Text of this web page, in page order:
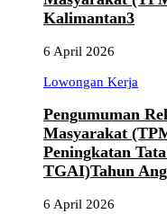
Kalimantan3
6 April 2026
Lowongan Kerja
Pengumuman
Masyarakat
Peningkatan
TGAI)Tahun
6 April 2026